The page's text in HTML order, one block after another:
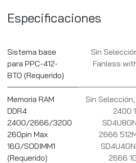
Especificaciones
Sistema base
para PPC-412-
BTO (Requerido)
Sin
Fanless
Memoria RAM
DDR4
2400/2666/3200
260pin Max
16G/SODIMM1
(Requerido)
Sin Selección
2400
2666
2666